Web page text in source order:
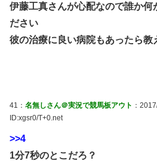
伊藤工真さんが心配なので誰か何
ださい
彼の治療に良い病院もあったら教
41： 名無しさん＠実況で競馬板アウト ：
ID:xgsr0/T+0.net
>>4
1分7秒のとこだろ？